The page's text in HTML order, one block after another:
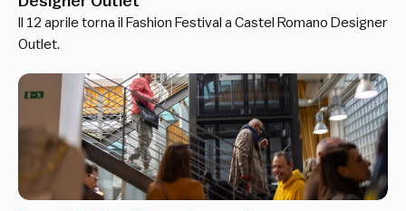
Il 12 aprile torna il Fashion Festival a Castel Romano Designer
Outlet.